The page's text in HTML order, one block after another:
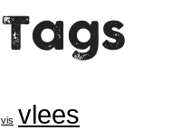
Tags
vis vlees